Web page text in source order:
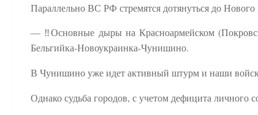
Параллельно ВС РФ стремятся дотянуться до
— ‼️Основные дыры на Красноармейском
Бельгийка-Новоукраинка-Чунишино.
В Чунишино уже идет активный штурм и наши
Однако судьба городов, с учетом дефицита личного